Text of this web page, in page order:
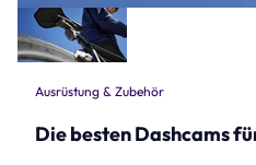
Ausrüstung & Zubehör
Die besten Dashcams